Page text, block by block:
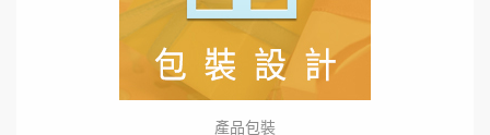
產品包裝